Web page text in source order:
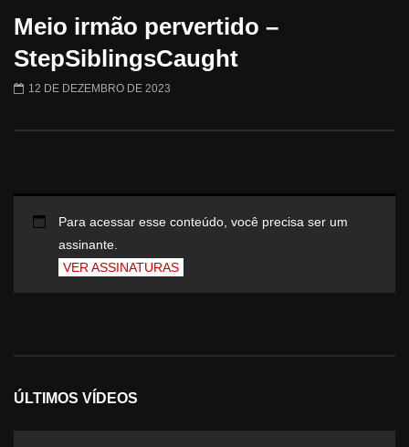
Meio irmão pervertido –
StepSiblingsCaught
12 DE DEZEMBRO DE 2023
Para acessar esse conteúdo, você precisa ser um
assinante.
VER ASSINATURAS
ÚLTIMOS VÍDEOS